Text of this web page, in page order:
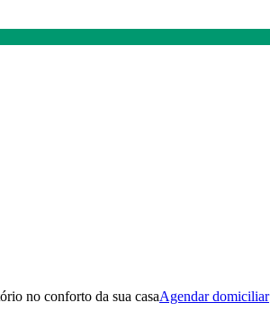
no conforto da sua casaAgendar domiciliar